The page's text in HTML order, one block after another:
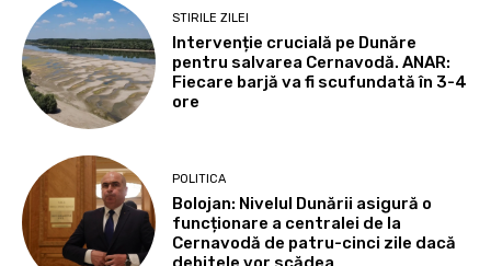
STIRILE ZILEI
Intervenție crucială pe Dunăre
pentru salvarea Cernavodă. ANAR:
Fiecare barjă va fi scufundată în 3-4
ore
POLITICA
Bolojan: Nivelul Dunării asigură o
funcționare a centralei de la
Cernavodă de patru-cinci zile dacă